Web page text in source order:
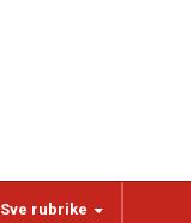
Sve rubrike